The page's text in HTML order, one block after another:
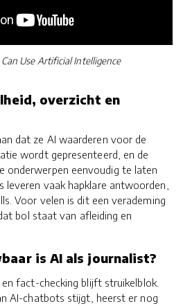
Use Artificial Intelligence
overzicht en
dat ze AI waarderen voor de
wordt gepresenteerd, en de
onderwerpen eenvoudig te laten
vaak hapklare antwoorden,
Voor velen is dit een verademing
bol staat van afleiding en
is AI als journalist?
fact-checking blijft struikelblok.
AI-chatbots stijgt, heerst er nog